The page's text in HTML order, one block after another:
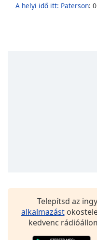
Font
End
window.
A helyi idő itt: Paterson:
Telepítsd az
alkalmazást
kedvenc